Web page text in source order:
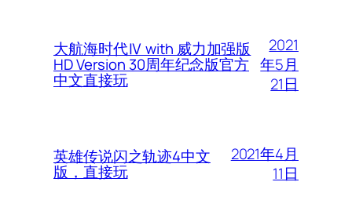
大航海时代Ⅳ with 威力加强版
HD Version 30周年纪念版官方
中文直接玩
2021
年5月
21日
英雄传说闪之轨迹4中文
版，直接玩
2021年4月
11日